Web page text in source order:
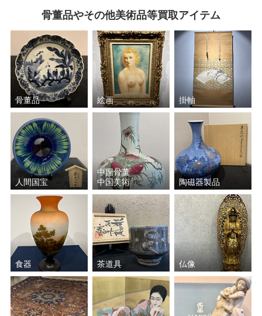
骨董品やその他美術品等買取アイテム
骨董品 絵画 掛軸
人間国宝
中国骨董
中国美術
陶磁器製品
食器 茶道具 仏像